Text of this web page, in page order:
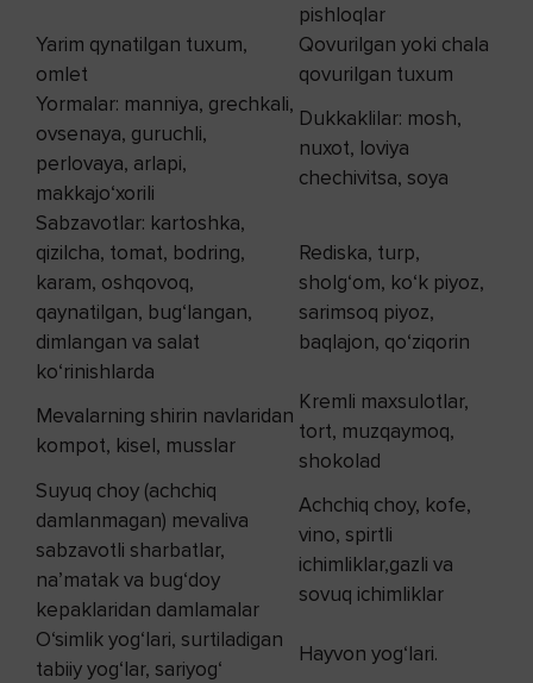
pishloqlar
Yarim qynatilgan tuxum,
omlet
Qovurilgan yoki chala
qovurilgan tuxum
Yormalar: manniya, grechkali,
ovsenaya, guruchli,
perlovaya, arlapi,
makkajo‘xorili
Dukkaklilar: mosh,
nuxot, loviya
chechivitsa, soya
Sabzavotlar: kartoshka,
qizilcha, tomat, bodring,
karam, oshqovoq,
qaynatilgan, bug‘langan,
dimlangan va salat
ko‘rinishlarda
Rediska, turp,
sholg‘om, ko‘k piyoz,
sarimsoq piyoz,
baqlajon, qo‘ziqorin
Mevalarning shirin navlaridan
kompot, kisel, musslar
Kremli maxsulotlar,
tort, muzqaymoq,
shokolad
Suyuq choy (achchiq
damlanmagan) mevaliva
sabzavotli sharbatlar,
na’matak va bug‘doy
kepaklaridan damlamalar
Achchiq choy, kofe,
vino, spirtli
ichimliklar,gazli va
sovuq ichimliklar
O‘simlik yog‘lari, surtiladigan
tabiiy yog‘lar, sariyog‘
Hayvon yog‘lari.